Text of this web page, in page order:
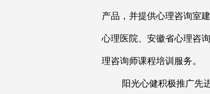
产品，并提供心理咨询室
心理医院、安徽省心理咨
理咨询师课程培训服务。
阳光心健积极推广先进